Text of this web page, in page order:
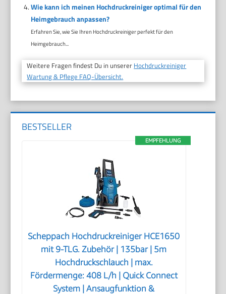
Wie kann ich meinen Hochdruckreiniger optimal für den
Heimgebrauch anpassen?
Erfahren Sie, wie Sie Ihren Hochdruckreiniger perfekt für den
Heimgebrauch...
Weitere Fragen findest Du in unserer Hochdruckreiniger
Wartung & Pflege FAQ-Übersicht.
BESTSELLER
EMPFEHLUNG
Scheppach Hochdruckreiniger HCE1650
mit 9-TLG. Zubehör | 135bar | 5m
Hochdruckschlauch | max.
Fördermenge: 408 L/h | Quick Connect
System | Ansaugfunktion &